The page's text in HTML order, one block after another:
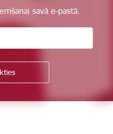
savā e-pastā.